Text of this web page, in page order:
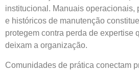
institucional. Manuais operacionais,
e históricos de manutenção
protegem contra perda de expertise
deixam a organização.
Comunidades de prática conectam